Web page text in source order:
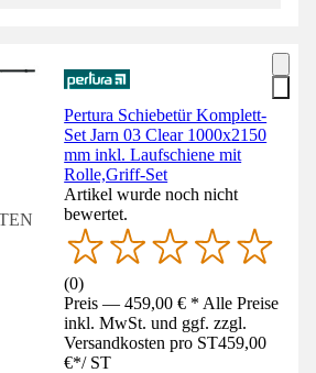
Pertura Schiebetür Komplett-
Set Jarn 03 Clear 1000x2150
mm inkl. Laufschiene mit
Rolle,Griff-Set
Artikel wurde noch nicht
bewertet.
(0)
Preis — 459,00 € * Alle Preise
inkl. MwSt. und ggf. zzgl.
Versandkosten pro ST459,00
€*/ ST